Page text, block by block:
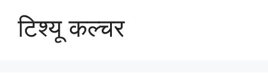
टिश्यू कल्चर